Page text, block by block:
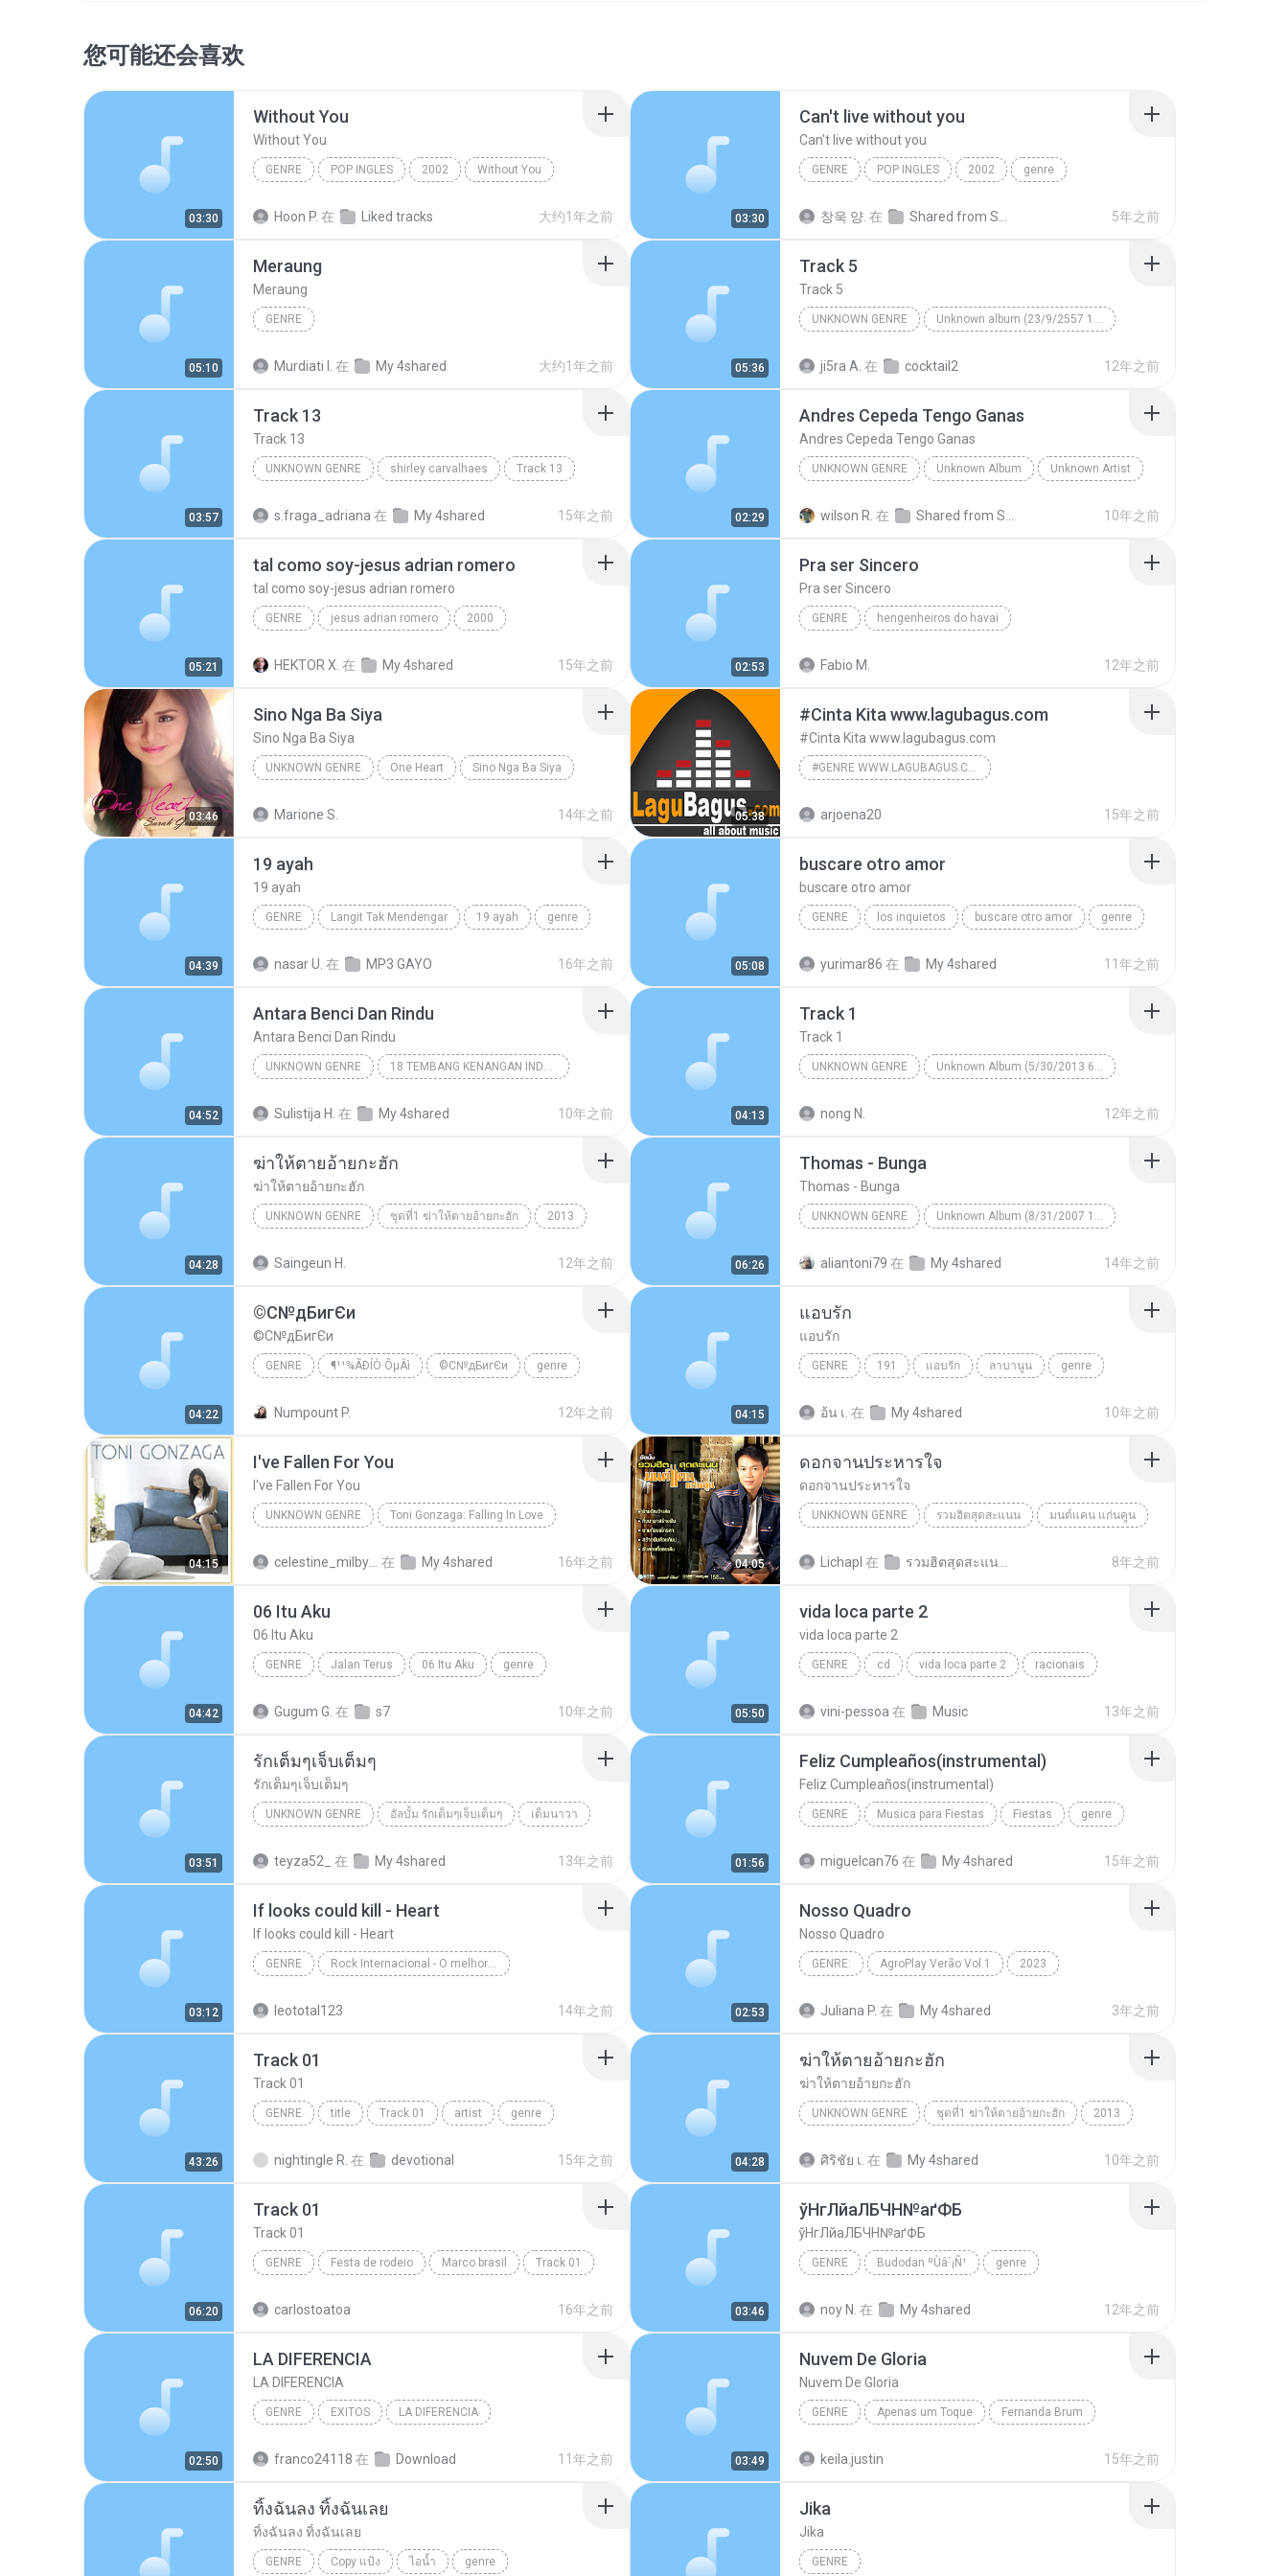
您可能还会喜欢
03:30
Without You
Without You
GENRE POP INGLES 2002 Without You
Hoon P. 在 Liked tracks 大约1年之前 03:30
Can't live without you
Can't live without you
GENRE POP INGLES 2002 genre
창욱 양. 在 5年之前
05:10
Meraung
Meraung
GENRE
Murdiati I. 在 My 4shared 大约1年之前 05:36
Track 5
Track 5
UNKNOWN GENRE Unknown album (23/9/2557 12:59:08)
ji5ra A. 在 cocktail2 12年之前
03:57
Track 13
Track 13
UNKNOWN GENRE shirley carvalhaes Track 13
s.fraga_adriana 在 My 4shared 15年之前 02:29
Andres Cepeda Tengo Ganas
Andres Cepeda Tengo Ganas
UNKNOWN GENRE Unknown Album Unknown Artist
wilson R. 在 10年之前
05:21
tal como soy-jesus adrian romero
tal como soy-jesus adrian romero
GENRE jesus adrian romero 2000
HEKTOR X. 在 My 4shared 15年之前 02:53
Pra ser Sincero
Pra ser Sincero
GENRE hengenheiros do havai
Fabio M. 12年之前
03:46
Sino Nga Ba Siya
Sino Nga Ba Siya
UNKNOWN GENRE One Heart Sino Nga Ba Siya
Marione S. 14年之前 05:38
#Cinta Kita www.lagubagus.com
#Cinta Kita www.lagubagus.com
#GENRE WWW.LAGUBAGUS.COM
arjoena20 15年之前
04:39
19 ayah
19 ayah
GENRE Langit Tak Mendengar 19 ayah genre
nasar U. 在 MP3 GAYO 16年之前 05:08
buscare otro amor
buscare otro amor
GENRE los inquietos buscare otro amor genre
yurimar86 在 My 4shared 11年之前
04:52
Antara Benci Dan Rindu
Antara Benci Dan Rindu
UNKNOWN GENRE 18 TEMBANG KENANGAN INDONESIA 70-80 VOL.1
Sulistija H. 在 My 4shared 10年之前 04:13
Track 1
Track 1
UNKNOWN GENRE Unknown Album (5/30/2013 6:57:02 PM)
nong N. 12年之前
04:28
ฆ่าให้ตายอ้ายกะฮัก
ฆ่าให้ตายอ้ายกะฮัก
UNKNOWN GENRE ชุดที่1 ฆ่าให้ตายอ้ายกะฮัก 2013
Saingeun H. 12年之前 06:26
Thomas - Bunga
Thomas - Bunga
UNKNOWN GENRE Unknown Album (8/31/2007 12:27:55 PM)
aliantoni79 在 My 4shared 14年之前
04:22
©С№дБигЄи
©С№дБигЄи
GENRE ¶¹¹¾ÃÐÍÒ·ÔµÂì ©С№дБигЄи genre
Numpount P. 12年之前 04:15
แอบรัก
แอบรัก
GENRE 191 แอบรัก ลาบานูน genre
อ้น เ. 在 My 4shared 10年之前
04:15
I've Fallen For You
I've Fallen For You
UNKNOWN GENRE Toni Gonzaga: Falling In Love
在 My 4shared 16年之前 04:05
ดอกจานประหารใจ
ดอกจานประหารใจ
UNKNOWN GENRE รวมฮิตสุดสะแนน มนต์แคน แก่นคูน
Lichapl 在 8年之前
04:42
06 Itu Aku
06 Itu Aku
GENRE Jalan Terus 06 Itu Aku genre
Gugum G. 在 s7 10年之前 05:50
vida loca parte 2
vida loca parte 2
GENRE cd vida loca parte 2 racionais
vini-pessoa 在 Music 13年之前
03:51
รักเต็มๆเจ็บเต็มๆ
รักเต็มๆเจ็บเต็มๆ
UNKNOWN GENRE อัลบั้ม รักเต็มๆเจ็บเต็มๆ เต็มนาวา
teyza52_ 在 My 4shared 13年之前 01:56
Feliz Cumpleaños(instrumental)
Feliz Cumpleaños(instrumental)
GENRE Musica para Fiestas Fiestas genre
miguelcan76 在 My 4shared 15年之前
03:12
If looks could kill - Heart
If looks could kill - Heart
GENRE Rock Internacional - O melhor de novelas
leototal123 14年之前 02:53
Nosso Quadro
Nosso Quadro
GENRE: AgroPlay Verão Vol.1 2023
Juliana P. 在 My 4shared 3年之前
43:26
Track 01
Track 01
GENRE title Track 01 artist genre
nightingle R. 在 devotional 15年之前 04:28
ฆ่าให้ตายอ้ายกะฮัก
ฆ่าให้ตายอ้ายกะฮัก
UNKNOWN GENRE ชุดที่1 ฆ่าให้ตายอ้ายกะฮัก 2013
ศิริชัย เ. 在 My 4shared 10年之前
06:20
Track 01
Track 01
GENRE Festa de rodeio Marco brasil Track 01
carlostoatoa 16年之前 03:46
ўНгЛйаЛБЧН№аґФБ
ўНгЛйаЛБЧН№аґФБ
GENRE Budodan ºÙâ´¡Ñ¹ genre
noy N. 在 My 4shared 12年之前
02:50
LA DIFERENCIA
LA DIFERENCIA
GENRE EXITOS LA DIFERENCIA
franco24118 在 Download 11年之前 03:49
Nuvem De Gloria
Nuvem De Gloria
GENRE Apenas um Toque Fernanda Brum
keila.justin 15年之前
ทิ้งฉันลง ทิ้งฉันเลย
ทิ้งฉันลง ทิ้งฉันเลย
GENRE Copy แป้ง ไอน้ำ genre
Jika
Jika
GENRE